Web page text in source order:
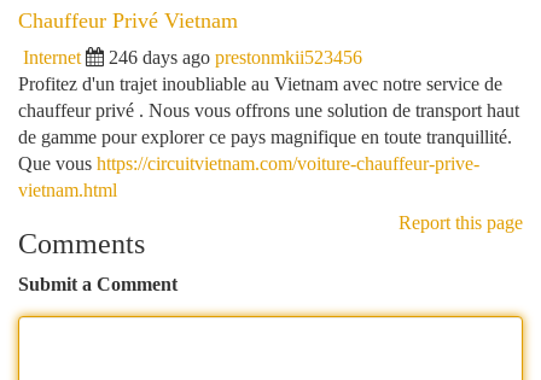
Chauffeur Privé Vietnam
Internet 246 days ago prestonmkii523456
Profitez d'un trajet inoubliable au Vietnam avec notre service de
chauffeur privé . Nous vous offrons une solution de transport haut
de gamme pour explorer ce pays magnifique en toute tranquillité.
Que vous https://circuitvietnam.com/voiture-chauffeur-prive-
vietnam.html
Report this page
Comments
Submit a Comment